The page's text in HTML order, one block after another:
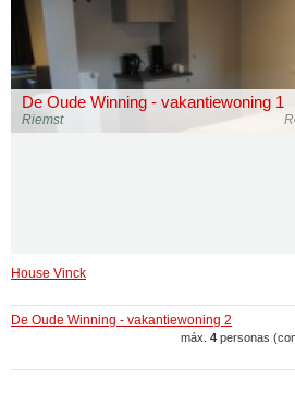
De Oude Winning - vakantiewoning 1
Riemst
House Vinck
De Oude Winning - vakantiewoning 2
máx. 4 personas